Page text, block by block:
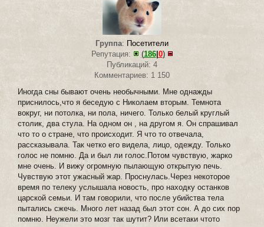
Группа: Посетители
Репутация:
(186|0)
Публикаций: 4
Комментариев: 1 150
Иногда сны бывают очень необычными. Мне однажды
приснилось,что я беседую с Николаем вторым. Темнота
вокруг, ни потолка, ни пола, ничего. Только белый круглый
столик, два стула. На одном он , на другом я. Он спрашивал
что то о стране, что происходит. Я что то отвечала,
рассказывала. Так четко его видела, лицо, одежду. Только
голос не помню. Да и был ли голос.Потом чувствую, жарко
мне очень. И вижу огромную пылающую открытую печь.
Чувствую этот ужасный жар. Проснулась.Через некоторое
время по телеку услышала новость, про находку останков
царской семьи. И там говорили, что после убийства тела
пытались сжечь. Много лет назад был этот сон. А до сих пор
помню. Неужели это мозг так шутит? Или всетаки чтото